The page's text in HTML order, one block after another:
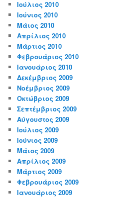
Ιούλιος 2010
Ιούνιος 2010
Μάιος 2010
Απρίλιος 2010
Μάρτιος 2010
Φεβρουάριος 2010
Ιανουάριος 2010
Δεκέμβριος 2009
Νοέμβριος 2009
Οκτώβριος 2009
Σεπτέμβριος 2009
Αύγουστος 2009
Ιούλιος 2009
Ιούνιος 2009
Μάιος 2009
Απρίλιος 2009
Μάρτιος 2009
Φεβρουάριος 2009
Ιανουάριος 2009